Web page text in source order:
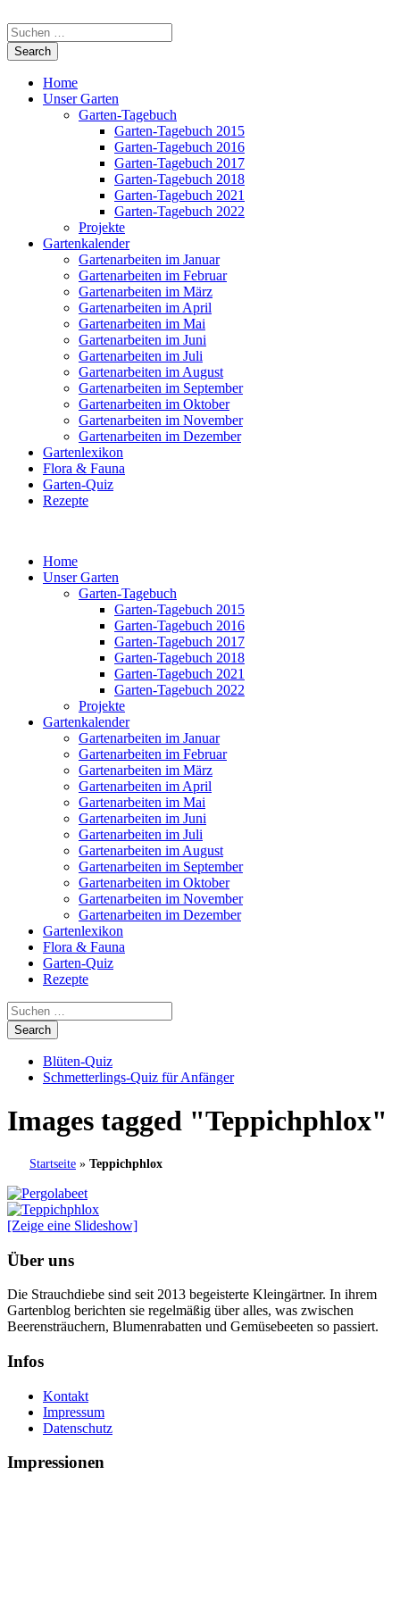
Home
Unser Garten
Garten-Tagebuch
Garten-Tagebuch 2015
Garten-Tagebuch 2016
Garten-Tagebuch 2017
Garten-Tagebuch 2018
Garten-Tagebuch 2021
Garten-Tagebuch 2022
Projekte
Gartenkalender
Gartenarbeiten im Januar
Gartenarbeiten im Februar
Gartenarbeiten im März
Gartenarbeiten im April
Gartenarbeiten im Mai
Gartenarbeiten im Juni
Gartenarbeiten im Juli
Gartenarbeiten im August
Gartenarbeiten im September
Gartenarbeiten im Oktober
Gartenarbeiten im November
Gartenarbeiten im Dezember
Gartenlexikon
Flora & Fauna
Garten-Quiz
Rezepte
Home
Unser Garten
Garten-Tagebuch
Garten-Tagebuch 2015
Garten-Tagebuch 2016
Garten-Tagebuch 2017
Garten-Tagebuch 2018
Garten-Tagebuch 2021
Garten-Tagebuch 2022
Projekte
Gartenkalender
Gartenarbeiten im Januar
Gartenarbeiten im Februar
Gartenarbeiten im März
Gartenarbeiten im April
Gartenarbeiten im Mai
Gartenarbeiten im Juni
Gartenarbeiten im Juli
Gartenarbeiten im August
Gartenarbeiten im September
Gartenarbeiten im Oktober
Gartenarbeiten im November
Gartenarbeiten im Dezember
Gartenlexikon
Flora & Fauna
Garten-Quiz
Rezepte
Blüten-Quiz
Schmetterlings-Quiz für Anfänger
Images tagged "Teppichphlox"
Startseite » Teppichphlox
[Zeige eine Slideshow]
Über uns
Die Strauchdiebe sind seit 2013 begeisterte Kleingärtner. In ihrem
Gartenblog berichten sie regelmäßig über alles, was zwischen
Beerensträuchern, Blumenrabatten und Gemüsebeeten so passiert.
Infos
Kontakt
Impressum
Datenschutz
Impressionen